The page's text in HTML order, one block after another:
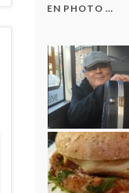
EN PHOTO …